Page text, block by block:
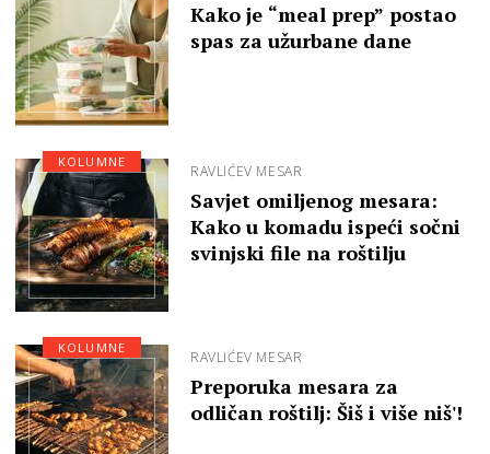
Kako je “meal prep” postao
spas za užurbane dane
RAVLIĆEV MESAR
Savjet omiljenog mesara:
Kako u komadu ispeći sočni
svinjski file na roštilju
KOLUMNE
RAVLIĆEV MESAR
Preporuka mesara za
odličan roštilj: Šiš i više niš'!
KOLUMNE